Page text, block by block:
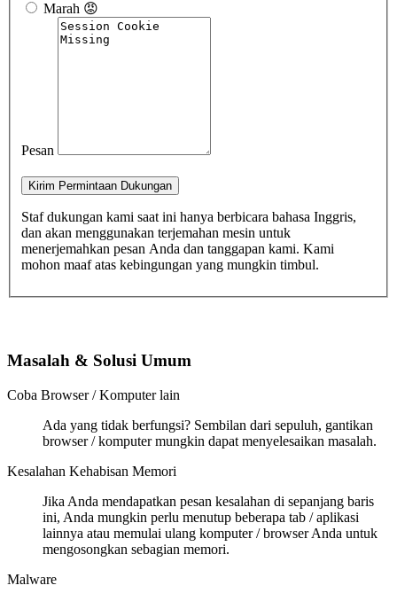
Marah 😡
Pesan
Kirim Permintaan Dukungan
Staf dukungan kami saat ini hanya berbicara bahasa Inggris,
dan akan menggunakan terjemahan mesin untuk
menerjemahkan pesan Anda dan tanggapan kami. Kami
mohon maaf atas kebingungan yang mungkin timbul.
Masalah & Solusi Umum
Coba Browser / Komputer lain
Ada yang tidak berfungsi? Sembilan dari sepuluh, gantikan
browser / komputer mungkin dapat menyelesaikan masalah.
Kesalahan Kehabisan Memori
Jika Anda mendapatkan pesan kesalahan di sepanjang baris
ini, Anda mungkin perlu menutup beberapa tab / aplikasi
lainnya atau memulai ulang komputer / browser Anda untuk
mengosongkan sebagian memori.
Malware